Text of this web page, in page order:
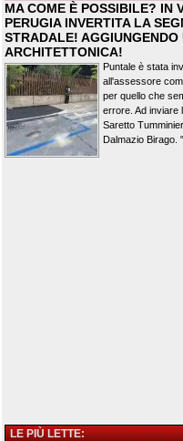
MA COME È POSSIBILE? IN
PERUGIA INVERTITA LA
STRADALE! AGGIUNGENDO
ARCHITETTONICA!
Puntale è stata
all'assessore
per quello che
errore. Ad inviare
Saretto
Dalmazio Birago.
LE PIÙ LETTE: